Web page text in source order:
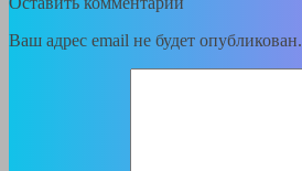
Ваш адрес email не будет опубликован.